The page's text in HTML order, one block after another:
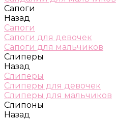
Сапоги
Назад
Сапоги
Сапоги для девочек
Сапоги для мальчиков
Слиперы
Назад
Слиперы
Слиперы для девочек
Слиперы для мальчиков
Слипоны
Назад